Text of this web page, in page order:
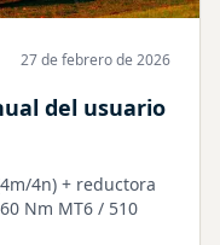
27 de febrero de 2026
del usuario
4n) + reductora
Nm MT6 / 510